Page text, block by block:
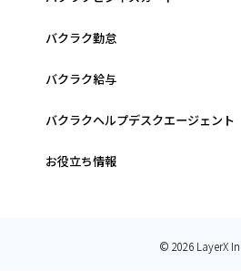
バクラク勤怠
バクラク給与
バクラクヘルプデスクエージェント
お役立ち情報
© 2026 LayerX